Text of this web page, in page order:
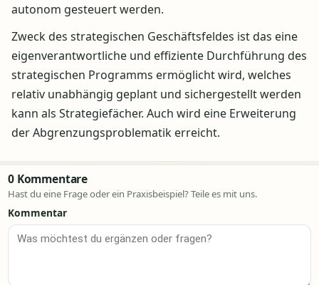
autonom gesteuert werden.
Zweck des strategischen Geschäftsfeldes ist das eine
eigenverantwortliche und effiziente Durchführung des
strategischen Programms ermöglicht wird, welches
relativ unabhängig geplant und sichergestellt werden
kann als Strategiefächer. Auch wird eine Erweiterung
der Abgrenzungsproblematik erreicht.
0 Kommentare
Hast du eine Frage oder ein Praxisbeispiel? Teile es mit uns.
Kommentar